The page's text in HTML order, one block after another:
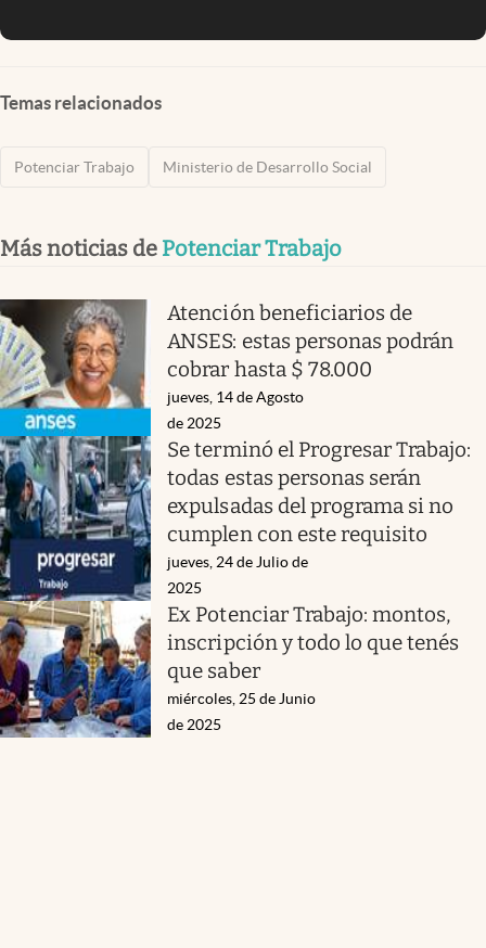
Temas relacionados
Potenciar Trabajo Ministerio de Desarrollo Social
Más noticias de Potenciar Trabajo
Atención beneficiarios de
ANSES: estas personas podrán
cobrar hasta $ 78.000
jueves, 14 de Agosto
de 2025
Se terminó el Progresar Trabajo:
todas estas personas serán
expulsadas del programa si no
cumplen con este requisito
jueves, 24 de Julio de
2025
Ex Potenciar Trabajo: montos,
inscripción y todo lo que tenés
que saber
miércoles, 25 de Junio
de 2025